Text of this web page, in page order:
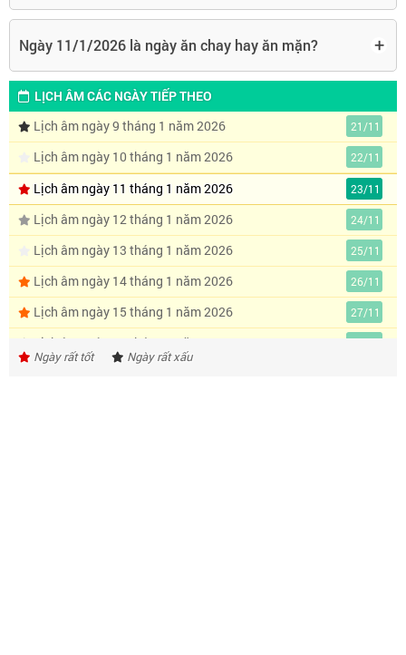
Ngày 11/1/2026 là ngày ăn chay hay ăn mặn? +
LỊCH ÂM CÁC NGÀY TIẾP THEO
Lịch âm ngày 9 tháng 1 năm 2026
21/11
Lịch âm ngày 10 tháng 1 năm 2026 22/11
Lịch âm ngày 11 tháng 1 năm 2026 23/11
Lịch âm ngày 12 tháng 1 năm 2026 24/11
Lịch âm ngày 13 tháng 1 năm 2026 25/11
Lịch âm ngày 14 tháng 1 năm 2026 26/11
Lịch âm ngày 15 tháng 1 năm 2026 27/11
Lịch âm ngày 16 tháng 1 năm 2026 28/11
Ngày rất tốt Ngày rất xấu